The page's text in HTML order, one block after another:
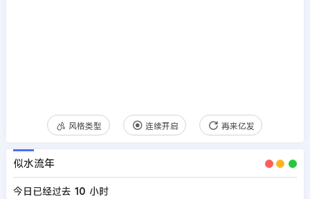
风格类型 连续开启 再来亿发
似水流年
今日已经过去 10 小时